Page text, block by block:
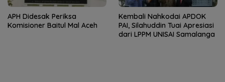
APH Didesak Periksa
Komisioner Baitul Mal Aceh
Kembali Nahkodai APDOK
PAI, Silahuddin Tuai Apresiasi
dari LPPM UNISAI Samalanga